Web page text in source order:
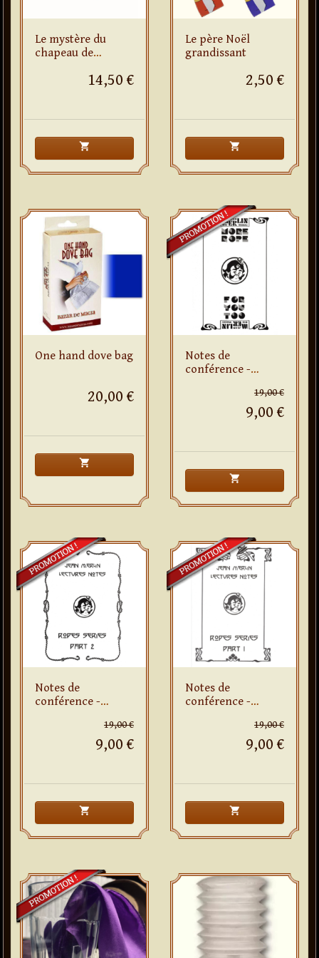
Le mystère du
chapeau de
14,50 €
shopping_cart
Le père Noël
grandissant
2,50 €
shopping_cart
One hand dove bag
20,00 €
shopping_cart
Notes de
conférence -
III More Rope for
19,00 €
9,00 €
shopping_cart
Notes de
conférence -
19,00 €
9,00 €
shopping_cart
Notes de
conférence -
19,00 €
9,00 €
shopping_cart